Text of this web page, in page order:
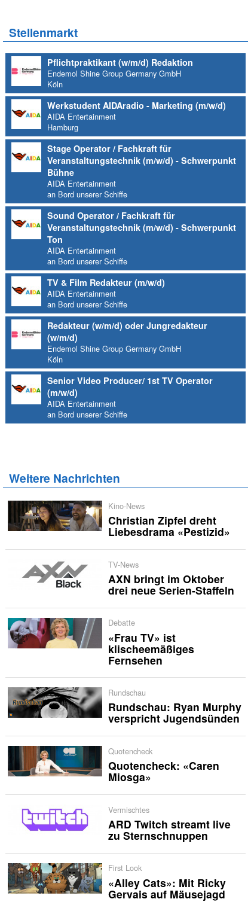
Stellenmarkt
Pflichtpraktikant (w/m/d) Redaktion
Endemol Shine Group Germany GmbH
Köln
Werkstudent AIDAradio - Marketing (m/w/d)
AIDA Entertainment
Hamburg
Stage Operator / Fachkraft für
Veranstaltungstechnik (m/w/d) - Schwerpunkt
Bühne
AIDA Entertainment
an Bord unserer Schiffe
Sound Operator / Fachkraft für
Veranstaltungstechnik (m/w/d) - Schwerpunkt
Ton
AIDA Entertainment
an Bord unserer Schiffe
TV & Film Redakteur (m/w/d)
AIDA Entertainment
an Bord unserer Schiffe
Redakteur (w/m/d) oder Jungredakteur
(w/m/d)
Endemol Shine Group Germany GmbH
Köln
Senior Video Producer/ 1st TV Operator
(m/w/d)
AIDA Entertainment
an Bord unserer Schiffe
Weitere Nachrichten
Kino-News
Christian Zipfel dreht
Liebesdrama «Pestizid»
TV-News
AXN bringt im Oktober
drei neue Serien-Staffeln
Debatte
«Frau TV» ist
klischeemäßiges
Fernsehen
Rundschau
Rundschau: Ryan Murphy
verspricht Jugendsünden
Quotencheck
Quotencheck: «Caren
Miosga»
Vermischtes
ARD Twitch streamt live
zu Sternschnuppen
First Look
«Alley Cats»: Mit Ricky
Gervais auf Mäusejagd